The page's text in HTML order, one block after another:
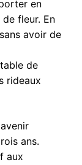
en
fleur. En
avoir de
de
rideaux
ans.
aux